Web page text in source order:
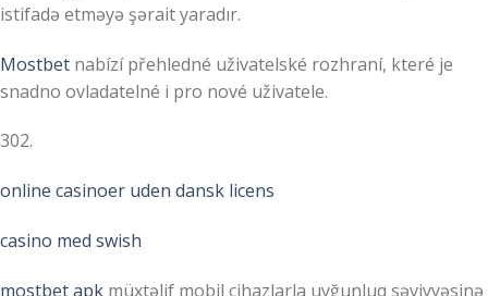
istifadə etməyə şərait yaradır.
Mostbet nabízí přehledné uživatelské rozhraní, které je
snadno ovladatelné i pro nové uživatele.
302.
online casinoer uden dansk licens
casino med swish
mostbet apk müxtəlif mobil cihazlarla uyğunluq səviyyəsinə